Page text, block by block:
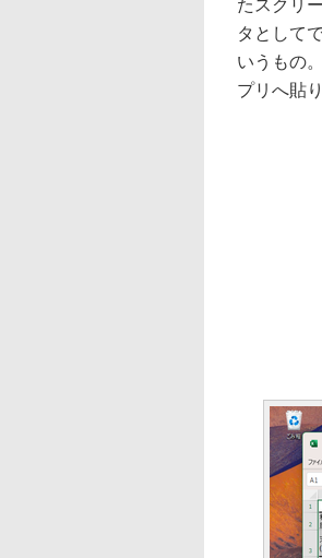
たスクリ
タとして
いうもの
プリへ貼